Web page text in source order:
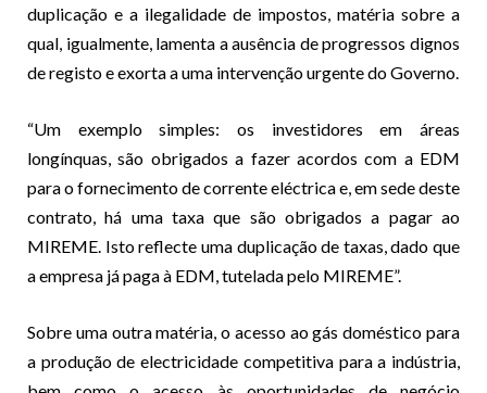
duplicação e a ilegalidade de impostos, matéria sobre a
qual, igualmente, lamenta a ausência de progressos dignos
de registo e exorta a uma intervenção urgente do Governo.
“Um exemplo simples: os investidores em áreas
longínquas, são obrigados a fazer acordos com a EDM
para o fornecimento de corrente eléctrica e, em sede deste
contrato, há uma taxa que são obrigados a pagar ao
MIREME. Isto reflecte uma duplicação de taxas, dado que
a empresa já paga à EDM, tutelada pelo MIREME”.
Sobre uma outra matéria, o acesso ao gás doméstico para
a produção de electricidade competitiva para a indústria,